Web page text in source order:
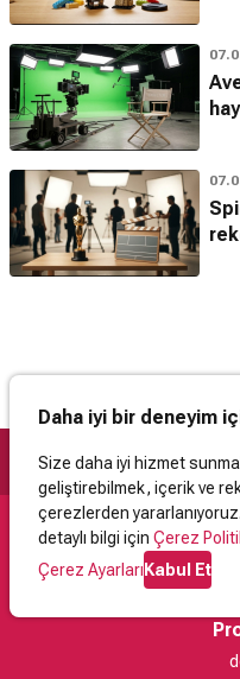
Daha iyi bir deneyim
Size daha iyi hizmet
geliştirebilmek, içerik ve
çerezlerden
detaylı bilgi için Çerez
Çerez AyarlarıKabul Et
İletişimYardım